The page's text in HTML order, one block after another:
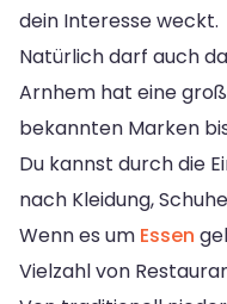
dein Interesse weckt.
Natürlich darf auch
Arnhem hat eine
bekannten Marken
Du kannst durch die
nach Kleidung,
Wenn es um Essen
Vielzahl von